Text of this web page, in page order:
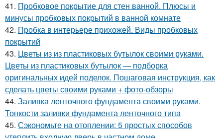
41. Пробковое покрытие для стен ванной. Плюсы и
минусы пробковых покрытий в ванной комнате
42. Пробка в интерьере прихожей. Виды пробковых
покрытий
43. Цветы из из пластиковых бутылок своими руками.
Цветы из пластиковых бутылок — подборка
оригинальных идей поделок. Пошаговая инструкция, как
сделать цветы своими руками + фото-обзоры
44. Заливка ленточного фундамента своими руками.
Тонкости заливки фундамента ленточного типа
45. Сэкономьте на отоплении: 5 простых способов